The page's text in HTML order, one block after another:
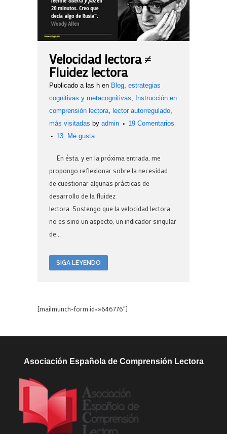
Velocidad lectora ≠
Fluidez lectora
Publicado a las h en Blog, estrategias
cognitivas y metacognitivas, Instrucción en
comprensión lectora, lector autorregulado,
más visitadas by admin
19 Comentarios
13
Me gusta
En ésta, y en la próxima entrada, me
propongo reflexionar sobre la necesidad
de cuestionar algunas prácticas de
desarrollo de la fluidez
lectora. Sostengo que la velocidad lectora
no es sino un aspecto, un indicador singular
de...
SIGA LEYENDO
[mailmunch-form id=»646776″]
Asociación Española de Comprensión Lectora